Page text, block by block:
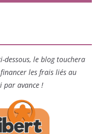
dessous, le blog touchera
les frais liés au
par avance !